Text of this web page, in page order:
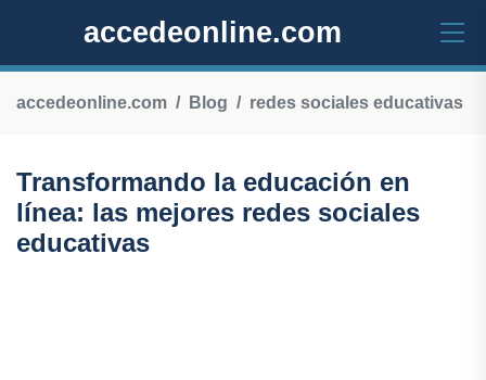
accedeonline.com
accedeonline.com Blog redes sociales educativas
Transformando la educación en
línea: las mejores redes sociales
educativas